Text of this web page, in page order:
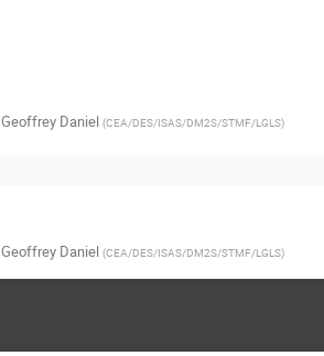
Geoffrey Daniel (CEA/DES/ISAS/DM2S/STMF/LGLS)
Geoffrey Daniel (CEA/DES/ISAS/DM2S/STMF/LGLS)